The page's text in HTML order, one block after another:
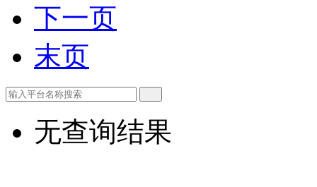
下一页
末页
无查询结果